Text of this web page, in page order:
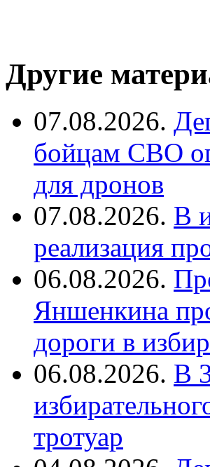
Другие
07.08.2026.
бойцам СВО
для дронов
07.08.2026. В
реализация
06.08.2026.
Яншенкина
дороги в
06.08.2026. В
тротуар